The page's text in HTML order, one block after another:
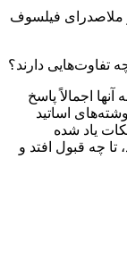
ملاصدرای فیلسوف
تفاوت‌هایی دارند؟
اجمالاً پاسخ
اساتید
یاد شده
چه قبول افتد و